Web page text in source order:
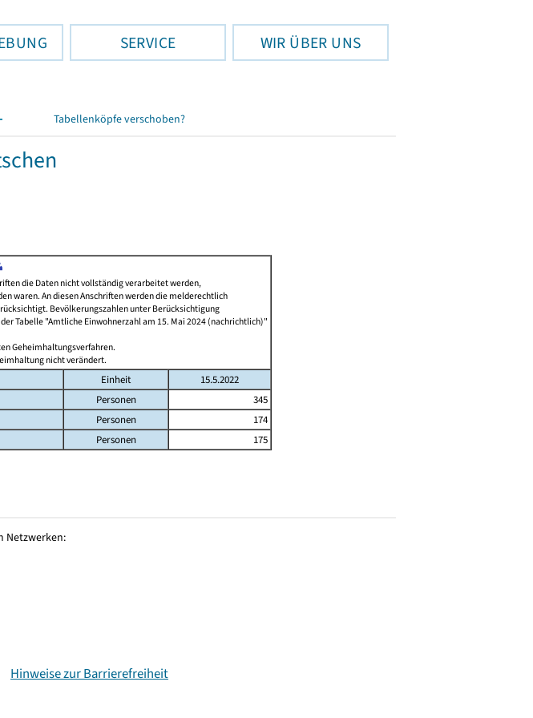
SERVICE WIR ÜBER UNS
Tabellenköpfe verschoben?
die Daten nicht vollständig verarbeitet werden,
waren. An diesen Anschriften werden die melderechtlich
Bevölkerungszahlen unter Berücksichtigung
Tabelle "Amtliche Einwohnerzahl am 15. Mai 2024 (nachrichtlich)"
Geheimhaltungsverfahren.
nicht verändert.
Einheit
15.5.2022
Personen
345
Personen
174
Personen 175
Netzwerken:
Hinweise zur Barrierefreiheit